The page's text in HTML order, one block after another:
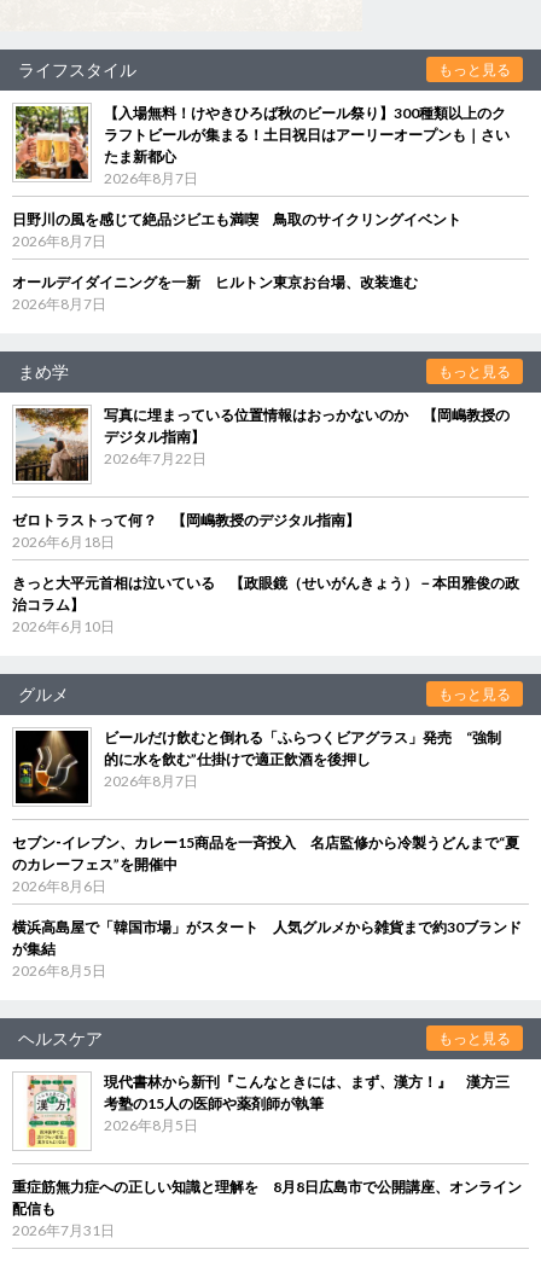
ライフスタイル もっと見る
【入場無料！けやきひろば秋のビール祭り】300種類以上のク
ラフトビールが集まる！土日祝日はアーリーオープンも｜さい
たま新都心
2026年8月7日
日野川の風を感じて絶品ジビエも満喫 鳥取のサイクリングイベント
2026年8月7日
オールデイダイニングを一新 ヒルトン東京お台場、改装進む
2026年8月7日
まめ学 もっと見る
写真に埋まっている位置情報はおっかないのか 【岡嶋教授の
デジタル指南】
2026年7月22日
ゼロトラストって何？ 【岡嶋教授のデジタル指南】
2026年6月18日
きっと大平元首相は泣いている 【政眼鏡（せいがんきょう）－本田雅俊の政
治コラム】
2026年6月10日
グルメ もっと見る
ビールだけ飲むと倒れる「ふらつくビアグラス」発売 “強制
的に水を飲む”仕掛けで適正飲酒を後押し
2026年8月7日
セブン‐イレブン、カレー15商品を一斉投入 名店監修から冷製うどんまで“夏
のカレーフェス”を開催中
2026年8月6日
横浜高島屋で「韓国市場」がスタート 人気グルメから雑貨まで約30ブランド
が集結
2026年8月5日
ヘルスケア もっと見る
現代書林から新刊『こんなときには、まず、漢方！』 漢方三
考塾の15人の医師や薬剤師が執筆
2026年8月5日
重症筋無力症への正しい知識と理解を 8月8日広島市で公開講座、オンライン
配信も
2026年7月31日